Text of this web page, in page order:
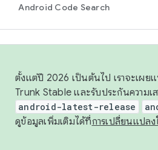
Android Code Search
ตั้งแต่ปี 2026 เป็นต้นไป เราจะเผย
Trunk Stable และรับประกันความเ
android-latest-release
ดูข้อมูลเพิ่มเติมได้ที่การเปลี่ยนแปล